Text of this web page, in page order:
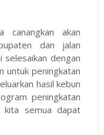
akan
dan jalan
selesaikan dengan
untuk peningkatan
hasil kebun
peningkatan
kita semua dapat